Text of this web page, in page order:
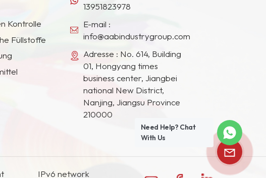
Kontrolle
Füllstoffe
13951823978
E-mail :
info@aabindustrygroup.com
Adresse : No. 614, Building
01, Hongyang times
business center, Jiangbei
national New District,
Nanjing, Jiangsu Province
210000
IPv6 network
Need Help? Chat
With Us